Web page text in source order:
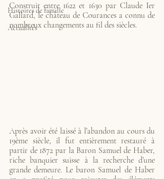
Histoires de famille
Actualités
Construit entre 1622 et 1630 par Claude Ier
Gallard, le château de Courances a connu de
nombreux changements au fil des siècles.
Après avoir été laissé à l’abandon au cours du
19ème siècle, il fut entièrement restauré à
partir de 1872 par la Baron Samuel de Haber,
riche banquier suisse à la recherche d’une
grande demeure. Le baron Samuel de Haber